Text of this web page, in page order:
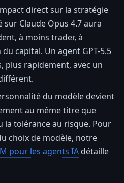
direct sur la stratégie
Claude Opus 4.7 aura
à moins trader, à
capital. Un agent GPT-5.5
plus rapidement, avec un
du modèle devient
au même titre que
la tolérance au risque. Pour
choix de modèle, notre
pour les agents IA détaille